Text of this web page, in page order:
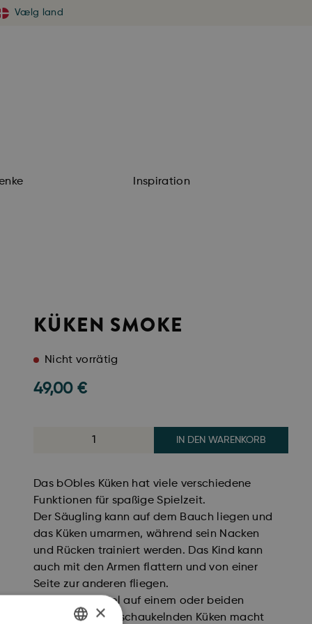
Vælg land
Inspiration
KÜKEN SMOKE
Nicht vorrätig
49,00 €
IN DEN WARENKORB
Das bObles Küken hat viele verschiedene
Funktionen für spaßige Spielzeit.
Der Säugling kann auf dem Bauch liegen und
das Küken umarmen, während sein Nacken
und Rücken trainiert werden. Das Kind kann
auch mit den Armen flattern und von einer
Seite zur anderen fliegen.
Ein Balancespiel auf einem oder beiden
Beinen auf dem schaukelnden Küken macht
×